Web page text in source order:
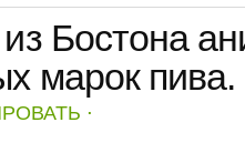
Бостона
марок пива.
⋅